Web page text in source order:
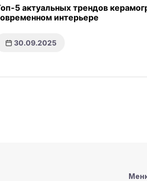
5 актуальных трендов
интерьере
30.09.2025